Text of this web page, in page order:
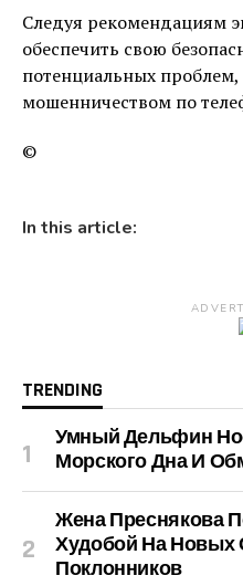
Следуя рекомендациям
обеспечить свою
потенциальных проблем,
мошенничеством по
©
In this article:
TRENDING
Умный Дельфин
Морского Дна И
Жена Преснякова
Худобой На Новых
Поклонников